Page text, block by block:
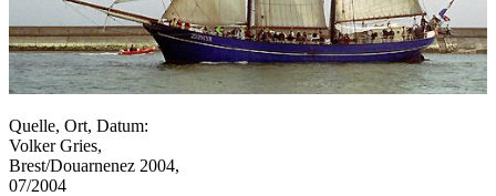
Quelle, Ort, Datum:
Volker Gries,
Brest/Douarnenez 2004,
07/2004